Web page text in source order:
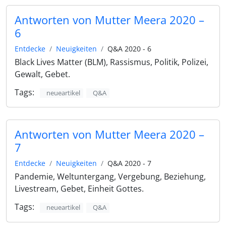
Antworten von Mutter Meera 2020 –
6
Entdecke Neuigkeiten Q&A 2020 - 6
Black Lives Matter (BLM), Rassismus, Politik, Polizei,
Gewalt, Gebet.
Tags:
neueartikel Q&A
Antworten von Mutter Meera 2020 –
7
Entdecke Neuigkeiten Q&A 2020 - 7
Pandemie, Weltuntergang, Vergebung, Beziehung,
Livestream, Gebet, Einheit Gottes.
Tags:
neueartikel Q&A